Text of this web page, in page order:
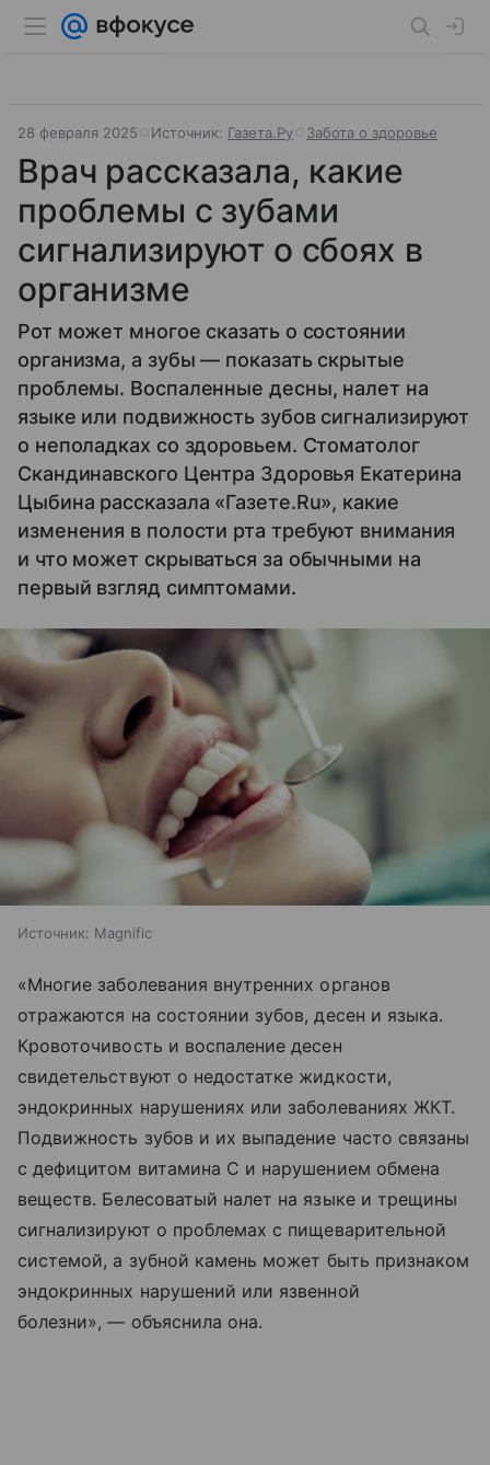
28 февраля 2025 Источник: Газета.Ру Забота о здоровье
Врач рассказала, какие
проблемы с зубами
сигнализируют о сбоях в
организме
Рот может многое сказать о состоянии
организма, а зубы — показать скрытые
проблемы. Воспаленные десны, налет на
языке или подвижность зубов сигнализируют
о неполадках со здоровьем. Стоматолог
Скандинавского Центра Здоровья Екатерина
Цыбина рассказала «Газете.Ru», какие
изменения в полости рта требуют внимания
и что может скрываться за обычными на
первый взгляд симптомами.
Источник: Magnific
«Многие заболевания внутренних органов
отражаются на состоянии зубов, десен и языка.
Кровоточивость и воспаление десен
свидетельствуют о недостатке жидкости,
эндокринных нарушениях или заболеваниях ЖКТ.
Подвижность зубов и их выпадение часто связаны
с дефицитом витамина C и нарушением обмена
веществ. Белесоватый налет на языке и трещины
сигнализируют о проблемах с пищеварительной
системой, а зубной камень может быть признаком
эндокринных нарушений или язвенной
болезни», — объяснила она.